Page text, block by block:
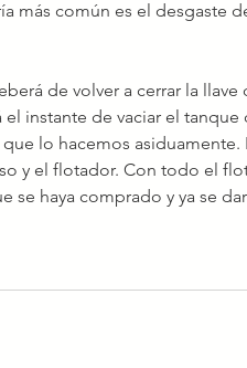
más común es el desgaste
de volver a cerrar la llave
instante de vaciar el tanque
lo hacemos asiduamente.
y el flotador. Con todo el
se haya comprado y ya se